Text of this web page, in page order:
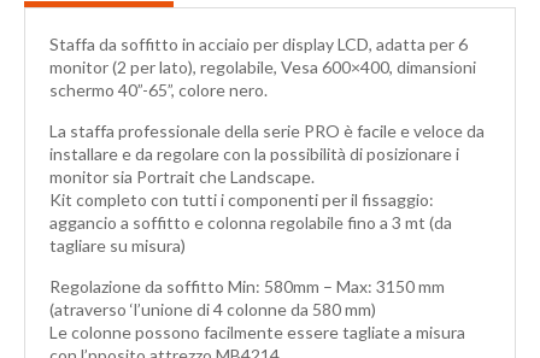
Staffa da soffitto in acciaio per display LCD, adatta per 6
monitor (2 per lato), regolabile, Vesa 600×400, dimansioni
schermo 40”-65”, colore nero.
La staffa professionale della serie PRO è facile e veloce da
installare e da regolare con la possibilità di posizionare i
monitor sia Portrait che Landscape.
Kit completo con tutti i componenti per il fissaggio:
aggancio a soffitto e colonna regolabile fino a 3 mt (da
tagliare su misura)
Regolazione da soffitto Min: 580mm – Max: 3150 mm
(atraverso ‘l’unione di 4 colonne da 580 mm)
Le colonne possono facilmente essere tagliate a misura